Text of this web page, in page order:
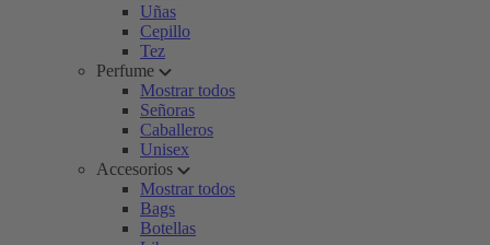
Uñas
Cepillo
Tez
Perfume
Mostrar todos
Señoras
Caballeros
Unisex
Accesorios
Mostrar todos
Bags
Botellas